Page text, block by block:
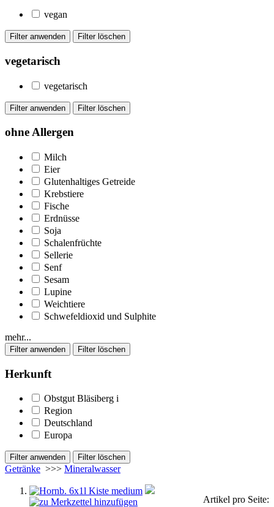
vegan
vegetarisch
vegetarisch
ohne Allergen
Milch
Eier
Glutenhaltiges Getreide
Krebstiere
Fische
Erdnüsse
Soja
Schalenfrüchte
Sellerie
Senf
Sesam
Lupine
Weichtiere
Schwefeldioxid und Sulphite
mehr...
Herkunft
Obstgut Bläsiberg i
Region
Deutschland
Europa
Getränke >>> Mineralwasser
Artikel pro Seite: